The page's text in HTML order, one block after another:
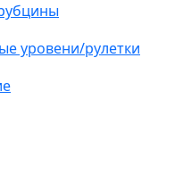
уровени/рулетки